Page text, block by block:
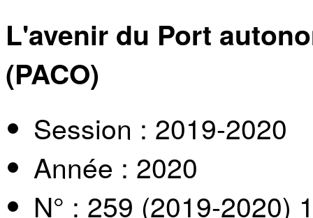
L'avenir du Port
(PACO)
Session : 2019-2020
Année : 2020
N° : 259 (2019-2020)